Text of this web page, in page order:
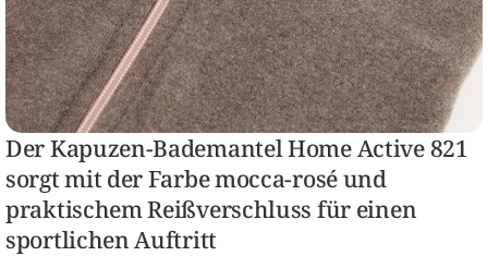
Der Kapuzen-Bademantel Home Active 821
sorgt mit der Farbe mocca-rosé und
praktischem Reißverschluss für einen
sportlichen Auftritt